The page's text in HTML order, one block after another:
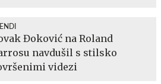
Đoković na Roland
navdušil s stilsko
videzi